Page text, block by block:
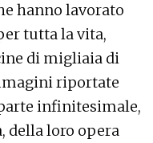
hanno lavorato
tutta la vita,
di migliaia di
riportate
infinitesimale,
della loro opera